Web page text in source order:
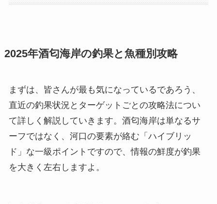
2025年酒匂海岸の釣果と魚種別攻略
まずは、皆さんが最も気になっているであろう、
直近の釣果状況とターゲットごとの攻略法につい
て詳しく解説していきます。酒匂海岸は単なるサ
ーフではなく、河口の要素が絡む「ハイブリッ
ド」な一級ポイントですので、情報の鮮度が釣果
を大きく左右しますよ。